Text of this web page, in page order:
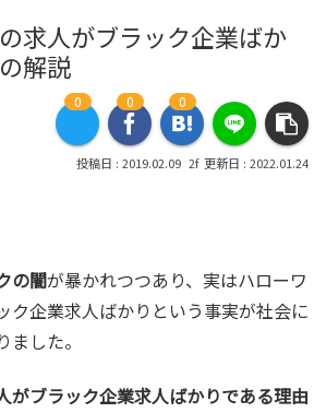
求人がブラック企業ばか
解説
0 0 0
2019.02.09 2022.01.24
の闇が暴かれつつあり、実はハローワ
ク企業求人ばかりという事実が社会に
した。
がブラック企業求人ばかりである理由